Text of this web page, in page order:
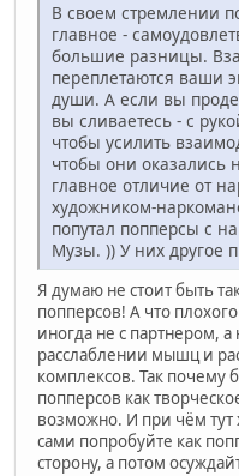
В своем стремлении
главное -
большие разницы.
переплетаются ваши
души. А если вы
вы сливаетесь - с
чтобы усилить
чтобы они оказались
главное отличие от
художником-
попутал попперсы с
Музы. )) У них другое
Я думаю не стоит быть
попперсов! А что
иногда не с партнером,
расслаблении мышц и
комплексов. Так почему
попперсов как
возможно. И при чём тут
сами попробуйте как
сторону, а потом